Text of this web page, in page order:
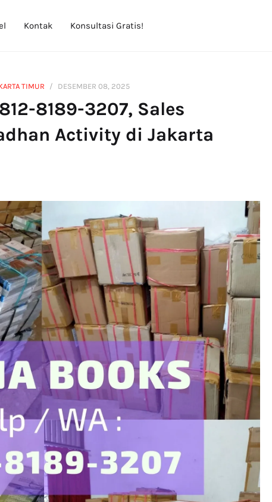
Kontak Konsultasi Gratis!
TIMUR DESEMBER 08, 2025
8189-3207, Sales
Activity di Jakarta